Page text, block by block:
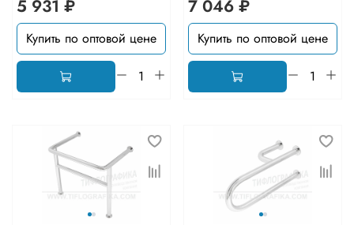
5 931 ₽
Купить по оптовой цене
7 046 ₽
Купить по оптовой цене